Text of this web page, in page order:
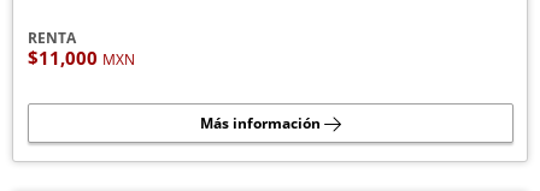
RENTA
$11,000 MXN
Más información